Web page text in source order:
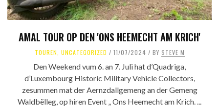
AMAL TOUR OP DEN 'ONS HEEMECHT AM KRICH'
TOUREN UNCATEGORIZED 11/07/2024 BY STEVE M
Den Weekend vum 6. an 7. Juli hat d’Quadriga,
d’Luxembourg Historic Military Vehicle Collectors,
zesummen mat der Aernzdallgemeng an der Gemeng
Waldbëlleg, op hiren Event „ Ons Heemecht am Krich. ...